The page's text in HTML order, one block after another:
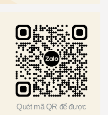
Quét mã QR để được